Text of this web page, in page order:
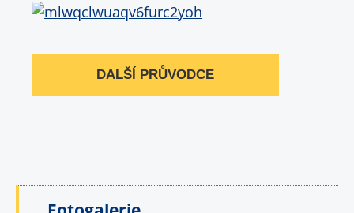
DALŠÍ PRŮVODCE